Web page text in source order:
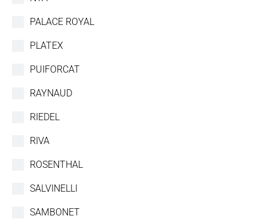
PALACE ROYAL
PLATEX
PUIFORCAT
RAYNAUD
RIEDEL
RIVA
ROSENTHAL
SALVINELLI
SAMBONET